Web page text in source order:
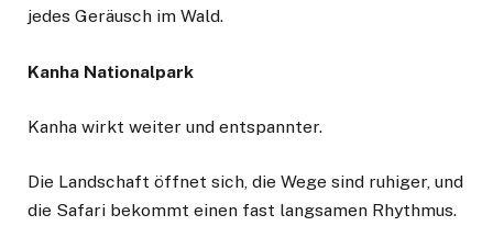
jedes Geräusch im Wald.
Kanha Nationalpark
Kanha wirkt weiter und entspannter.
Die Landschaft öffnet sich, die Wege sind ruhiger, und
die Safari bekommt einen fast langsamen Rhythmus.